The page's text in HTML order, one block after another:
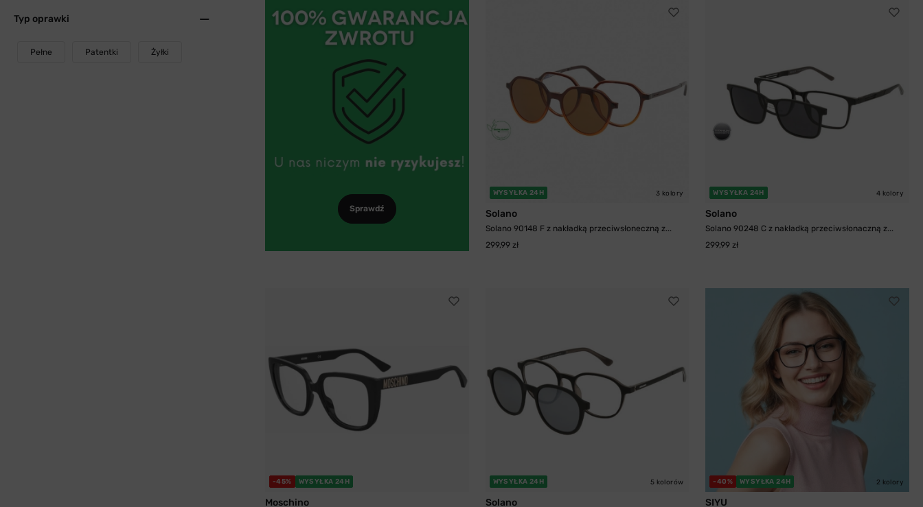
Typ oprawki
Pełne Patentki Żyłki
Sprawdź
WYSYŁKA 24H 3 kolory
Solano
Solano 90148 F z nakładką przeciwsłoneczną z...
299,99 zł
WYSYŁKA 24H 4 kolory
Solano
Solano 90248 C z nakładką przeciwsłonaczną z...
299,99 zł
-45% WYSYŁKA 24H
Moschino
WYSYŁKA 24H 5 kolorów
Solano
-40% WYSYŁKA 24H 2 kolory
SIYU